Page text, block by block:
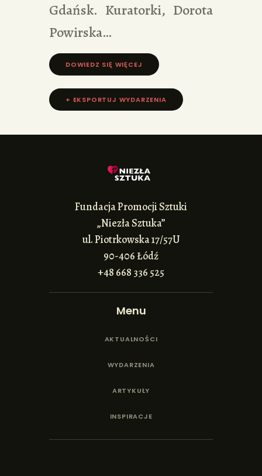
Gdańsk. Kuratorki, Dorota
Powirska…
DOWIEDZ SIĘ WIĘCEJ »
+ EKSPORTUJ WYDARZENIA
Fundacja Promocji Sztuki
„Niezła Sztuka”
ul. Piotrkowska 17/57U
90-406 Łódź
+48 668 336 525
Menu
AKTUALNOŚCI
WYDARZENIA
ARTYKUŁY
INSPIRACJE